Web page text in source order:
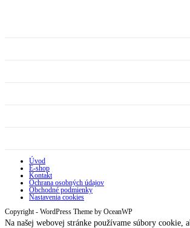
Úvod
E-shop
Kontakt
Ochrana osobných údajov
Obchodné podmienky
Nastavenia cookies
Copyright - WordPress Theme by OceanWP
Na našej webovej stránke používame súbory cookie,